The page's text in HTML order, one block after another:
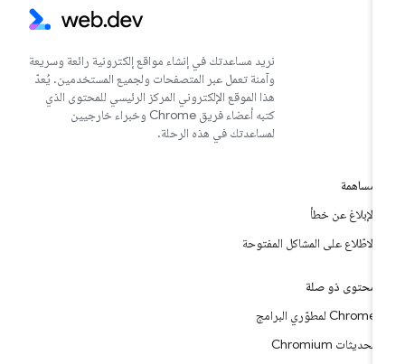
نريد مساعدتك في إنشاء مواقع إلكترونية رائعة وسريعة
وآمنة تعمل عبر المتصفحات ولجميع المستخدمين. يُعدّ
هذا الموقع الإلكتروني المركز الرئيسي للمحتوى الذي
كتبه أعضاء فريق Chrome وخبراء خارجيين
لمساعدتك في هذه الرحلة.
مساهمة
الإبلاغ عن خطأ
الاطّلاع على المشاكل المفتوحة
محتوى ذو صلة
Chrome لمطوّري البرامج
تحديثات Chromium